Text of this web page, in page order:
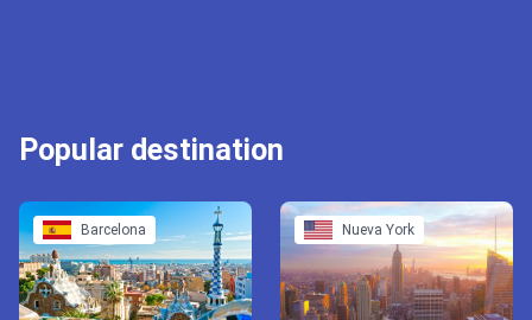
Popular destination
Barcelona Nueva York